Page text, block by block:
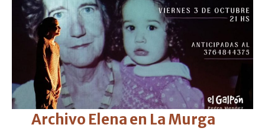
Archivo Elena en La Murga